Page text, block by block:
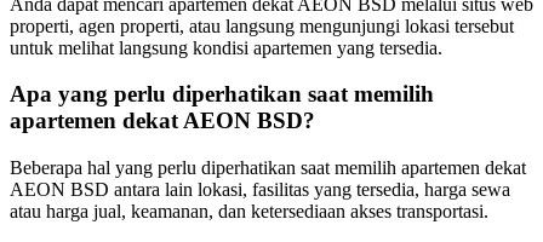
properti, agen properti, atau langsung mengunjungi lokasi tersebut
untuk melihat langsung kondisi apartemen yang tersedia.
Apa yang perlu diperhatikan saat memilih
apartemen dekat AEON BSD?
Beberapa hal yang perlu diperhatikan saat memilih apartemen dekat
AEON BSD antara lain lokasi, fasilitas yang tersedia, harga sewa
atau harga jual, keamanan, dan ketersediaan akses transportasi.